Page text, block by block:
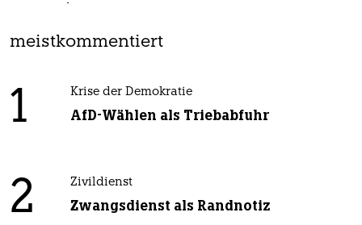
meistkommentiert
1 Krise der Demokratie
AfD-Wählen als Triebabfuhr
2 Zivildienst
Zwangsdienst als Randnotiz